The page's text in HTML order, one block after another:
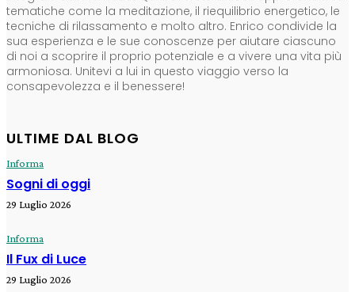
tematiche come la meditazione, il riequilibrio energetico, le
tecniche di rilassamento e molto altro. Enrico condivide la
sua esperienza e le sue conoscenze per aiutare ciascuno
di noi a scoprire il proprio potenziale e a vivere una vita più
armoniosa. Unitevi a lui in questo viaggio verso la
consapevolezza e il benessere!
ULTIME DAL BLOG
Informa
Sogni di oggi
29 Luglio 2026
Informa
Il Fux di Luce
29 Luglio 2026